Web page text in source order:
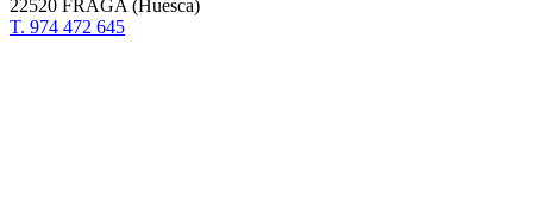
22520 FRAGA (Huesca)
T. 974 472 645